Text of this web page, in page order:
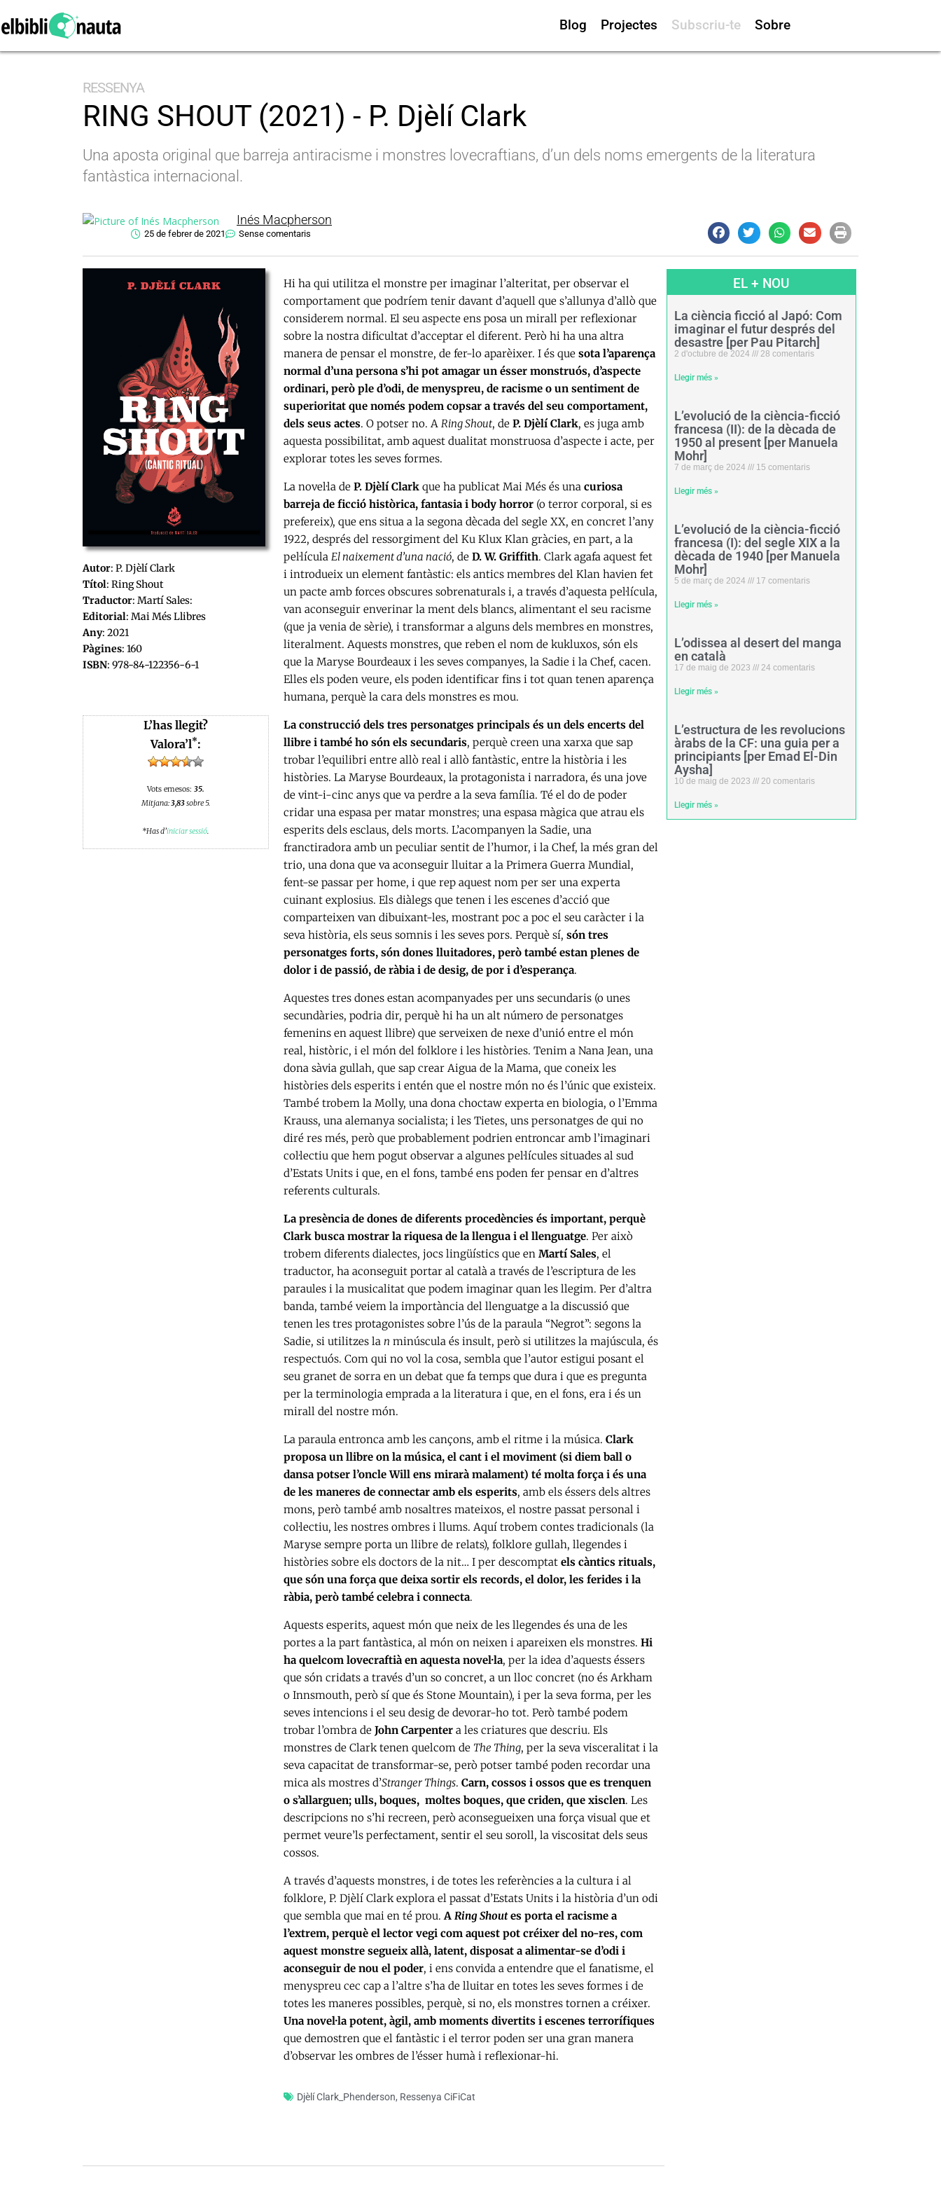
Blog Projectes Subscriu-te Sobre
RESSENYA
RING SHOUT (2021) - P. Djèlí Clark
Una aposta original que barreja antiracisme i monstres lovecraftians, d’un dels noms emergents de la literatura
fantàstica internacional.
Inés Macpherson
25 de febrer de 2021 Sense comentaris
Autor: P. Djèlí Clark
Títol: Ring Shout
Traductor: Martí Sales:
Editorial: Mai Més Llibres
Any: 2021
Pàgines: 160
ISBN: 978-84-122356-6-1
L’has llegit?
Valora’l*:
Vots emesos: 35.
Mitjana:3,83sobre 5.
*Has d’iniciar sessió.
Hi ha qui utilitza el monstre per imaginar l’alteritat, per observar el
comportament que podríem tenir davant d’aquell que s’allunya d’allò que
considerem normal. El seu aspecte ens posa un mirall per reflexionar
sobre la nostra dificultat d’acceptar el diferent. Però hi ha una altra
manera de pensar el monstre, de fer-lo aparèixer. I és que sota l’aparença
normal d’una persona s’hi pot amagar un ésser monstruós, d’aspecte
ordinari, però ple d’odi, de menyspreu, de racisme o un sentiment de
superioritat que només podem copsar a través del seu comportament,
dels seus actes. O potser no. A Ring Shout, de P. Djèlí Clark, es juga amb
aquesta possibilitat, amb aquest dualitat monstruosa d’aspecte i acte, per
explorar totes les seves formes.
La novel·la de P. Djèlí Clark que ha publicat Mai Més és una curiosa
barreja de ficció històrica, fantasia i body horror(o terror corporal, si es
prefereix), que ens situa a la segona dècada del segle XX, en concret l’any
1922, després del ressorgiment del Ku Klux Klan gràcies, en part, a la
pel·lícula El naixement d’una nació, de D. W. Griffith. Clark agafa aquest fet
i introdueix un element fantàstic: els antics membres del Klan havien fet
un pacte amb forces obscures sobrenaturals i, a través d’aquesta pel·lícula,
van aconseguir enverinar la ment dels blancs, alimentant el seu racisme
(que ja venia de sèrie), i transformar a alguns dels membres en monstres,
literalment. Aquests monstres, que reben el nom de kukluxos, són els
que la Maryse Bourdeaux i les seves companyes, la Sadie i la Chef, cacen.
Elles els poden veure, els poden identificar fins i tot quan tenen aparença
humana, perquè la cara dels monstres es mou.
La construcció dels tres personatges principals és un dels encerts del
llibre i també ho són els secundaris, perquè creen una xarxa que sap
trobar l’equilibri entre allò real i allò fantàstic, entre la història i les
històries. La Maryse Bourdeaux, la protagonista i narradora, és una jove
de vint-i-cinc anys que va perdre a la seva família. Té el do de poder
cridar una espasa per matar monstres; una espasa màgica que atrau els
esperits dels esclaus, dels morts. L’acompanyen la Sadie, una
franctiradora amb un peculiar sentit de l’humor, i la Chef, la més gran del
trio, una dona que va aconseguir lluitar a la Primera Guerra Mundial,
fent-se passar per home, i que rep aquest nom per ser una experta
cuinant explosius. Els diàlegs que tenen i les escenes d’acció que
comparteixen van dibuixant-les, mostrant poc a poc el seu caràcter i la
seva història, els seus somnis i les seves pors. Perquè sí, són tres
personatges forts, són dones lluitadores, però també estan plenes de
dolor i de passió, de ràbia i de desig, de por i d’esperança.
Aquestes tres dones estan acompanyades per uns secundaris (o unes
secundàries, podria dir, perquè hi ha un alt número de personatges
femenins en aquest llibre) que serveixen de nexe d’unió entre el món
real, històric, i el món del folklore i les històries. Tenim a Nana Jean, una
dona sàvia gullah, que sap crear Aigua de la Mama, que coneix les
històries dels esperits i entén que el nostre món no és l’únic que existeix.
També trobem la Molly, una dona choctaw experta en biologia, o l’Emma
Krauss, una alemanya socialista; i les Tietes, uns personatges de qui no
diré res més, però que probablement podrien entroncar amb l’imaginari
col·lectiu que hem pogut observar a algunes pel·lícules situades al sud
d’Estats Units i que, en el fons, també ens poden fer pensar en d’altres
referents culturals.
La presència de dones de diferents procedències és important, perquè
Clark busca mostrar la riquesa de la llengua i el llenguatge. Per això
trobem diferents dialectes, jocs lingüístics que en Martí Sales, el
traductor, ha aconseguit portar al català a través de l’escriptura de les
paraules i la musicalitat que podem imaginar quan les llegim. Per d’altra
banda, també veiem la importància del llenguatge a la discussió que
tenen les tres protagonistes sobre l’ús de la paraula “Negrot”: segons la
Sadie, si utilitzes la n minúscula és insult, però si utilitzes la majúscula, és
respectuós. Com qui no vol la cosa, sembla que l’autor estigui posant el
seu granet de sorra en un debat que fa temps que dura i que es pregunta
per la terminologia emprada a la literatura i que, en el fons, era i és un
mirall del nostre món.
La paraula entronca amb les cançons, amb el ritme i la música. Clark
proposa un llibre on la música, el cant i el moviment (si diem ball o
dansa potser l’oncle Will ens mirarà malament) té molta força i és una
de les maneres de connectar amb els esperits, amb els éssers dels altres
mons, però també amb nosaltres mateixos, el nostre passat personal i
col·lectiu, les nostres ombres i llums. Aquí trobem contes tradicionals (la
Maryse sempre porta un llibre de relats), folklore gullah, llegendes i
històries sobre els doctors de la nit… I per descomptat els càntics rituals,
que són una força que deixa sortir els records, el dolor, les ferides i la
ràbia, però també celebra i connecta.
Aquests esperits, aquest món que neix de les llegendes és una de les
portes a la part fantàstica, al món on neixen i apareixen els monstres. Hi
ha quelcom lovecraftià en aquesta novel·la, per la idea d’aquests éssers
que són cridats a través d’un so concret, a un lloc concret (no és Arkham
o Innsmouth, però sí que és Stone Mountain), i per la seva forma, per les
seves intencions i el seu desig de devorar-ho tot. Però també podem
trobar l’ombra deJohn Carpentera les criatures que descriu. Els
monstres de Clark tenen quelcom de The Thing, per la seva visceralitat i la
seva capacitat de transformar-se, però potser també poden recordar una
mica als mostres d’Stranger Things. Carn, cossos i ossos que es trenquen
o s’allarguen; ulls, boques, moltes boques, que criden, que xisclen. Les
descripcions no s’hi recreen, però aconsegueixen una força visual que et
permet veure’ls perfectament, sentir el seu soroll, la viscositat dels seus
cossos.
A través d’aquests monstres, i de totes les referències a la cultura i al
folklore, P. Djèlí Clark explora el passat d’Estats Units i la història d’un odi
que sembla que mai en té prou.A Ring Shoutes porta el racisme a
l’extrem, perquè el lector vegi com aquest pot créixer del no-res, com
aquest monstre segueix allà, latent, disposat a alimentar-se d’odi i
aconseguir de nou el poder, i ens convida a entendre que el fanatisme, el
menyspreu cec cap a l’altre s’ha de lluitar en totes les seves formes i de
totes les maneres possibles, perquè, si no, els monstres tornen a créixer.
Una novel·la potent, àgil, amb moments divertits i escenes terrorífiques
que demostren que el fantàstic i el terror poden ser una gran manera
d’observar les ombres de l’ésser humà i reflexionar-hi.
EL + NOU
La ciència ficció al Japó: Com
imaginar el futur després del
desastre [per Pau Pitarch]
2 d'octubre de 2024 28 comentaris
Llegir més »
L’evolució de la ciència-ficció
francesa (II): de la dècada de
1950 al present [per Manuela
Mohr]
7 de març de 2024 15 comentaris
Llegir més »
L’evolució de la ciència-ficció
francesa (I): del segle XIX a la
dècada de 1940 [per Manuela
Mohr]
5 de març de 2024 17 comentaris
Llegir més »
L’odissea al desert del manga
en català
17 de maig de 2023 24 comentaris
Llegir més »
L’estructura de les revolucions
àrabs de la CF: una guia per a
principiants [per Emad El-Din
Aysha]
10 de maig de 2023 20 comentaris
Llegir més »
Djèlí Clark_Phenderson, Ressenya CiFiCat